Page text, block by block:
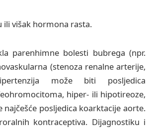
višak hormona rasta.
parenhimne bolesti bubrega (npr.
(stenoza renalne arterije,
može biti posljedica
hiper- ili hipotireoze,
posljedica koarktacije aorte.
kontraceptiva. Dijagnostiku i